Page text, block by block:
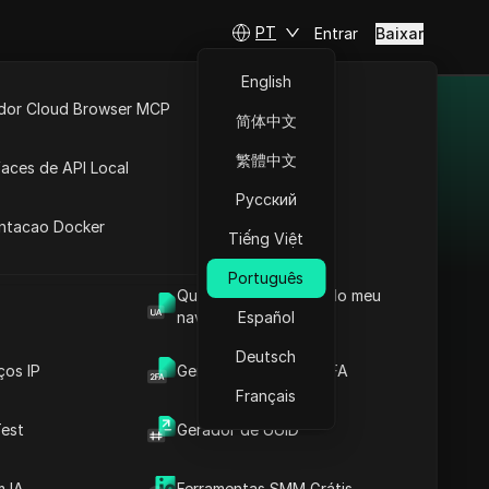
Qual é o User Agent do meu
navegador
IP Gerador de Código 2FA
Gerador de UUID
Cloud Browser MCP
de API Local
Docker
PT
English
简体中文
繁體中文
Русский
Tiếng Việt
Português
Español
Deutsch
Français
Entrar Baixar
de
financeiras. As
LosPollos
A LosPollos ajuda os
afiliados a aumentar